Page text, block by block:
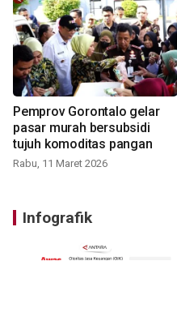
Pemprov Gorontalo gelar
pasar murah bersubsidi
tujuh komoditas pangan
Rabu, 11 Maret 2026
Infografik